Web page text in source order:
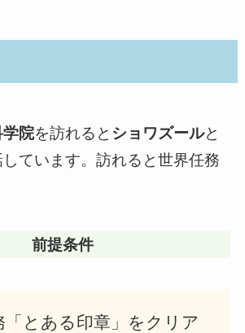
学院を訪れると ショワズールと
しています。訪れると世界任務
前提条件
「とある印章」をクリア